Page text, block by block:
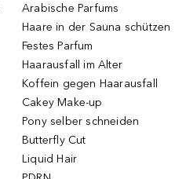
Arabische Parfums
Haare in der Sauna schützen
Festes Parfum
Haarausfall im Alter
Koffein gegen Haarausfall
Cakey Make-up
Pony selber schneiden
Butterfly Cut
Liquid Hair